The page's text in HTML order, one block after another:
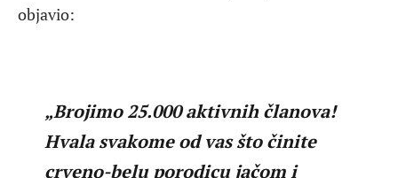
objavio:
„Brojimo 25.000 aktivnih članova!
Hvala svakome od vas što činite
crveno-belu porodicu jačom i